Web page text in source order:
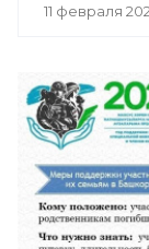
11 февраля